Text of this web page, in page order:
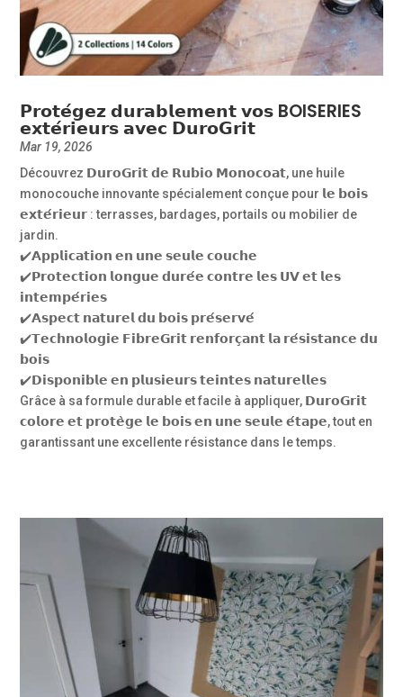
𝗣𝗿𝗼𝘁𝗲́𝗴𝗲𝘇 𝗱𝘂𝗿𝗮𝗯𝗹𝗲𝗺𝗲𝗻𝘁 𝘃𝗼𝘀 BOISERIES
𝗲𝘅𝘁𝗲́𝗿𝗶𝗲𝘂𝗿𝘀 𝗮𝘃𝗲𝗰 𝗗𝘂𝗿𝗼𝗚𝗿𝗶𝘁
Mar 19, 2026
Découvrez 𝗗𝘂𝗿𝗼𝗚𝗿𝗶𝘁 𝗱𝗲 𝗥𝘂𝗯𝗶𝗼 𝗠𝗼𝗻𝗼𝗰𝗼𝗮𝘁, une huile
monocouche innovante spécialement conçue pour 𝗹𝗲 𝗯𝗼𝗶𝘀
𝗲𝘅𝘁𝗲́𝗿𝗶𝗲𝘂𝗿 : terrasses, bardages, portails ou mobilier de
jardin.
✔️𝗔𝗽𝗽𝗹𝗶𝗰𝗮𝘁𝗶𝗼𝗻 𝗲𝗻 𝘂𝗻𝗲 𝘀𝗲𝘂𝗹𝗲 𝗰𝗼𝘂𝗰𝗵𝗲
✔️𝗣𝗿𝗼𝘁𝗲𝗰𝘁𝗶𝗼𝗻 𝗹𝗼𝗻𝗴𝘂𝗲 𝗱𝘂𝗿𝗲́𝗲 𝗰𝗼𝗻𝘁𝗿𝗲 𝗹𝗲𝘀 𝗨𝗩 𝗲𝘁 𝗹𝗲𝘀
𝗶𝗻𝘁𝗲𝗺𝗽𝗲́𝗿𝗶𝗲𝘀
✔️𝗔𝘀𝗽𝗲𝗰𝘁 𝗻𝗮𝘁𝘂𝗿𝗲𝗹 𝗱𝘂 𝗯𝗼𝗶𝘀 𝗽𝗿𝗲́𝘀𝗲𝗿𝘃𝗲́
✔️𝗧𝗲𝗰𝗵𝗻𝗼𝗹𝗼𝗴𝗶𝗲 𝗙𝗶𝗯𝗿𝗲𝗚𝗿𝗶𝘁 𝗿𝗲𝗻𝗳𝗼𝗿𝗰̧𝗮𝗻𝘁 𝗹𝗮 𝗿𝗲́𝘀𝗶𝘀𝘁𝗮𝗻𝗰𝗲 𝗱𝘂
𝗯𝗼𝗶𝘀
✔️𝗗𝗶𝘀𝗽𝗼𝗻𝗶𝗯𝗹𝗲 𝗲𝗻 𝗽𝗹𝘂𝘀𝗶𝗲𝘂𝗿𝘀 𝘁𝗲𝗶𝗻𝘁𝗲𝘀 𝗻𝗮𝘁𝘂𝗿𝗲𝗹𝗹𝗲𝘀
Grâce à sa formule durable et facile à appliquer, 𝗗𝘂𝗿𝗼𝗚𝗿𝗶𝘁
𝗰𝗼𝗹𝗼𝗿𝗲 𝗲𝘁 𝗽𝗿𝗼𝘁𝗲̀𝗴𝗲 𝗹𝗲 𝗯𝗼𝗶𝘀 𝗲𝗻 𝘂𝗻𝗲 𝘀𝗲𝘂𝗹𝗲 𝗲́𝘁𝗮𝗽𝗲, tout en
garantissant une excellente résistance dans le temps.